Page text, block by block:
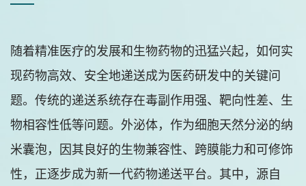
随着精准医疗的发展和生物药物的迅猛兴起，如何实
现药物高效、安全地递送成为医药研发中的关键问
题。传统的递送系统存在毒副作用强、靶向性差、生
物相容性低等问题。外泌体，作为细胞天然分泌的纳
米囊泡，因其良好的生物兼容性、跨膜能力和可修饰
性，正逐步成为新一代药物递送平台。其中，源自